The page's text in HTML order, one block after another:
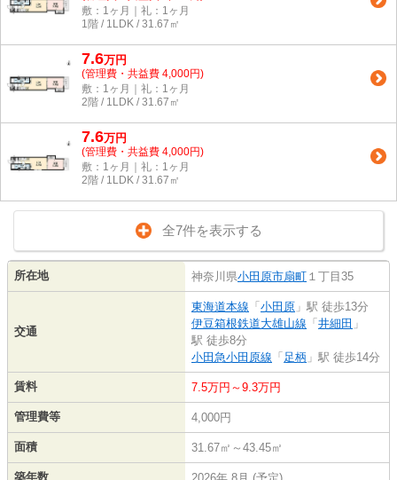
敷：1ヶ月｜礼：1ヶ月
1階 / 1LDK / 31.67㎡
7.6万円
(管理費・共益費 4,000円)
敷：1ヶ月｜礼：1ヶ月
2階 / 1LDK / 31.67㎡
7.6万円
(管理費・共益費 4,000円)
敷：1ヶ月｜礼：1ヶ月
2階 / 1LDK / 31.67㎡
全7件を表示する
所在地 神奈川県小田原市扇町 １丁目35
交通
東海道本線 「 小田原 」駅 徒歩13分
伊豆箱根鉄道大雄山線 「 井細田 」
駅 徒歩8分
小田急小田原線 「 足柄 」駅 徒歩14分
賃料 7.5万円～9.3万円
管理費等 4,000円
面積 31.67㎡～43.45㎡
築年数